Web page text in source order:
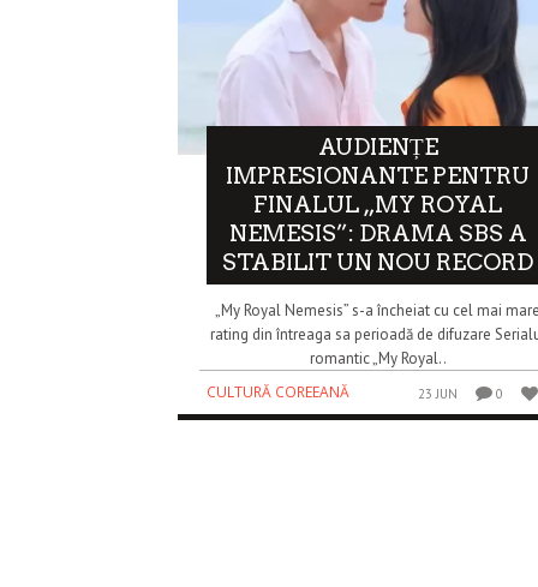
AUDIENȚE
IMPRESIONANTE PENTRU
FINALUL „MY ROYAL
NEMESIS”: DRAMA SBS A
STABILIT UN NOU RECORD
„My Royal Nemesis” s-a încheiat cu cel mai mare
rating din întreaga sa perioadă de difuzare
romantic „My Royal..
CULTURĂ COREEANĂ
23 JUN 0